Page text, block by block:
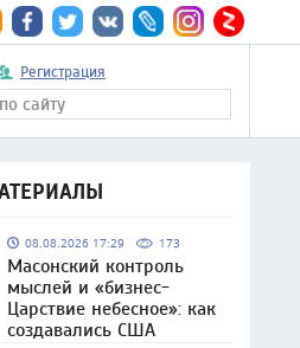
Регистрация
08.08.2026 17:29 173
Масонский контроль
мыслей и «бизнес-
Царствие небесное»: как
создавались США